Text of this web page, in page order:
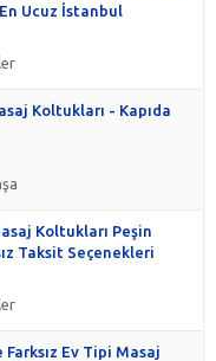
Ucuz İstanbul
Koltukları - Kapıda
Koltukları Peşin
Taksit Seçenekleri
Ev Tipi Masaj